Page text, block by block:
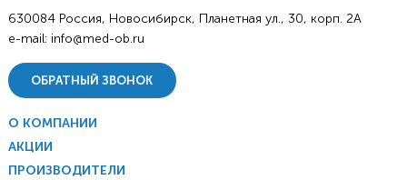
630084 Россия, Новосибирск, Планетная ул., 30, корп. 2А
e-mail: info@med-ob.ru
ОБРАТНЫЙ ЗВОНОК
О КОМПАНИИ
АКЦИИ
ПРОИЗВОДИТЕЛИ